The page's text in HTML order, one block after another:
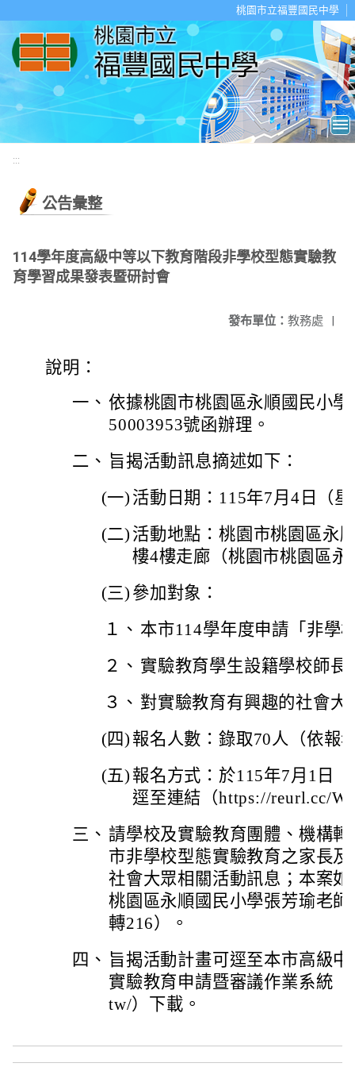
桃園市立福豐國民中學
:::
公告彙整
114學年度高級中等以下教育階段非學校型態實驗教
育學習成果發表暨研討會
發布單位： 教務處 |
說明：
一、 依據桃園市桃園區永順國民小
50003953號函辦理。
二、 旨揭活動訊息摘述如下：
(一) 活動日期：115年7月4日（
(二) 活動地點：桃園市桃園區永
樓4樓走廊（桃園市桃園區永
(三) 參加對象：
１、 本市114學年度申請「非學
２、 實驗教育學生設籍學校師長
３、 對實驗教育有興趣的社會大
(四) 報名人數：錄取70人（依報
(五) 報名方式：於115年7月1日
逕至連結（https://reurl.cc/
三、 請學校及實驗教育團體、機構
市非學校型態實驗教育之家長
社會大眾相關活動訊息；本案
桃園區永順國民小學張芳瑜老
轉216）。
四、 旨揭活動計畫可逕至本市高級
實驗教育申請暨審議作業系統（
tw/）下載。